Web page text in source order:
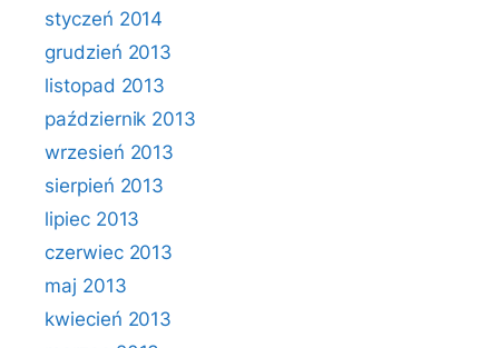
styczeń 2014
grudzień 2013
listopad 2013
październik 2013
wrzesień 2013
sierpień 2013
lipiec 2013
czerwiec 2013
maj 2013
kwiecień 2013